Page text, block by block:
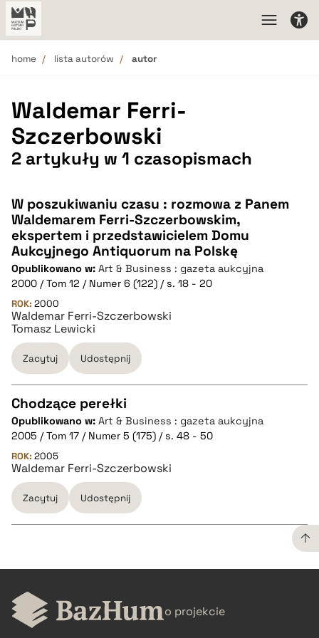
home lista autorów autor
Waldemar Ferri-
Szczerbowski
2 artykuły w 1 czasopismach
W poszukiwaniu czasu : rozmowa z Panem
Waldemarem Ferri-Szczerbowskim,
ekspertem i przedstawicielem Domu
Aukcyjnego Antiquorum na Polskę
Opublikowano w: Art & Business : gazeta aukcyjna
2000 / Tom 12 / Numer 6 (122) / s. 18 - 20
ROK: 2000
Waldemar Ferri-Szczerbowski
Tomasz Lewicki
Zacytuj Udostępnij
CZYSTY TEKST
pobierz cytat
BIBTEX
Chodzące perełki
Opublikowano w: Art & Business : gazeta aukcyjna
2005 / Tom 17 / Numer 5 (175) / s. 48 - 50
ROK: 2005
Waldemar Ferri-Szczerbowski
Zacytuj Udostępnij
CZYSTY TEKST
pobierz cytat o projekcie